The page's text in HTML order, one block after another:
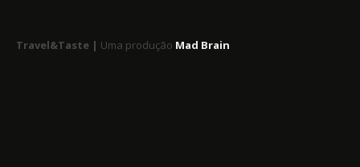
Travel&Taste | Uma produção Mad Brain